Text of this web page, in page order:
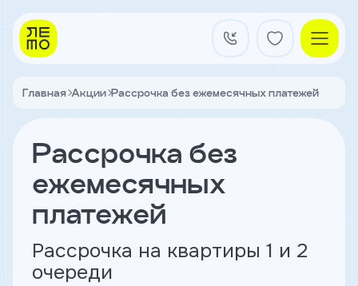
Главная Акции Рассрочка без ежемесячных платежей
Рассрочка без
ежемесячных
платежей
Рассрочка на квартиры 1 и 2
очереди
звонок
на
обработку
персональных
Квартиры